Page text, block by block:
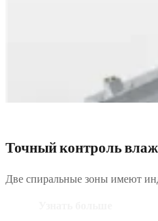
Точный контроль
Две спиральные зоны имеют